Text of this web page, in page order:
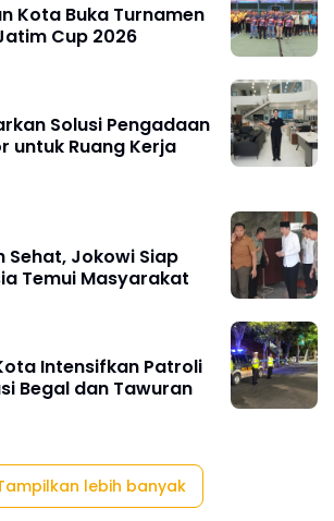
Kota Buka Turnamen
Cup 2026
Solusi Pengadaan
untuk Ruang Kerja
Sehat, Jokowi Siap
Temui Masyarakat
Intensifkan Patroli
Begal dan Tawuran
lebih banyak